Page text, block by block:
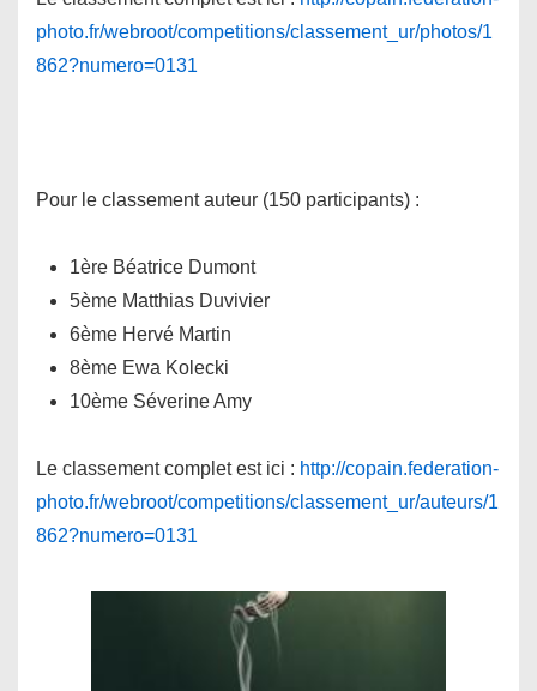
photo.fr/webroot/competitions/classement_ur/photos/1
862?numero=0131
Pour le classement auteur (150 participants) :
1ère Béatrice Dumont
5ème Matthias Duvivier
6ème Hervé Martin
8ème Ewa Kolecki
10ème Séverine Amy
Le classement complet est ici : http://copain.federation-
photo.fr/webroot/competitions/classement_ur/auteurs/1
862?numero=0131